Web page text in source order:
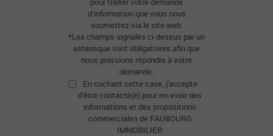
d’information que vous nous
soumettez via le site web.
*Les champs signalés ci-dessus par un
astérisque sont obligatoires afin que
nous puissions répondre à votre
demande.
En cochant cette case, j'accepte
d'être contacté(e) pour recevoir des
informations et des propositions
commerciales de FAUBOURG
IMMOBILIER